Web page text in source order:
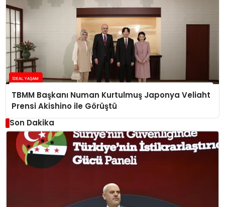
TBMM Başkanı Numan Kurtulmuş Japonya Veliaht
Prensi Akishino ile Görüştü
Son Dakika